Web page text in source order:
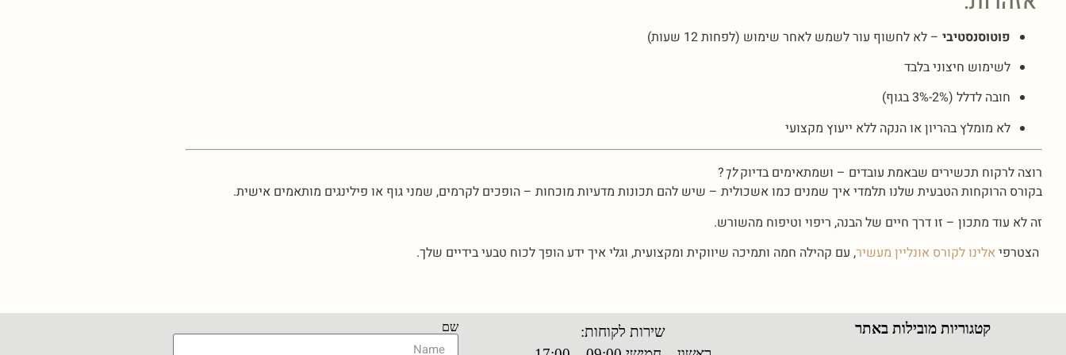
פוטוסנסטיבי – לא לחשוף עור לשמש לאחר שימוש (לפחות 12 שעות)
לשימוש חיצוני בלבד
חובה לדלל (2%-3% בגוף)
לא מומלץ בהריון או הנקה ללא ייעוץ מקצועי
רוצה לרקוח תכשירים שבאמת עובדים – ושמתאימים בדיוקלך?
בקורס הרוקחות הטבעית שלנו תלמדי איך שמנים כמו אשכולית – שיש להם תכונות מדעיות מוכחות – הופכים לקרמים, שמני גוף או פילינגים מותאמים אישית.
זה לא עוד מתכון – זו דרך חיים של הבנה, ריפוי וטיפוח מהשורש.
הצטרפיאלינו לקורס אונליין מעשיר, עם קהילה חמה ותמיכה שיווקית ומקצועית, וגלי איך ידע הופך לכוח טבעי בידיים שלך.
קטגוריות מובילות באתר
שירות לקוחות:
שם